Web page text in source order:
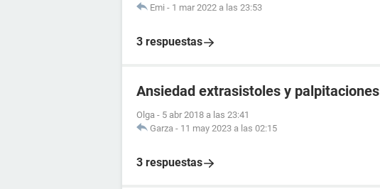
Emi - 1 mar 2022 a las 23:53
3 respuestas
Ansiedad extrasistoles y palpitaciones
Olga - 5 abr 2018 a las 23:41
Garza - 11 may 2023 a las 02:15
3 respuestas